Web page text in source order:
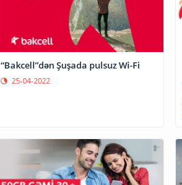
“Bakcell”dən Şuşada pulsuz Wi-Fi
25-04-2022